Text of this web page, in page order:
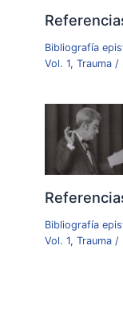
Bibliografía
Vol. 1,Trauma /
Bibliografía
Vol. 1,Trauma /